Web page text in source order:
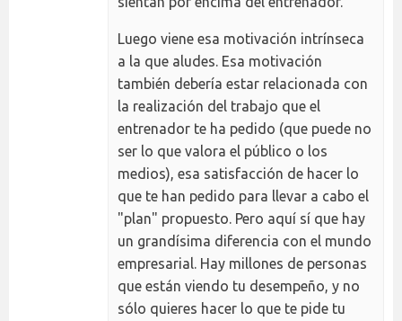
Luego viene esa motivación intrínseca
a la que aludes. Esa motivación
también debería estar relacionada con
la realización del trabajo que el
entrenador te ha pedido (que puede no
ser lo que valora el público o los
medios), esa satisfacción de hacer lo
que te han pedido para llevar a cabo el
"plan" propuesto. Pero aquí sí que hay
un grandísima diferencia con el mundo
empresarial. Hay millones de personas
que están viendo tu desempeño, y no
sólo quieres hacer lo que te pide tu